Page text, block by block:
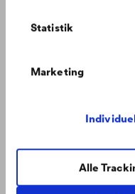
Statistik
Marketing
Alle
Russia
Alles was Sie zum